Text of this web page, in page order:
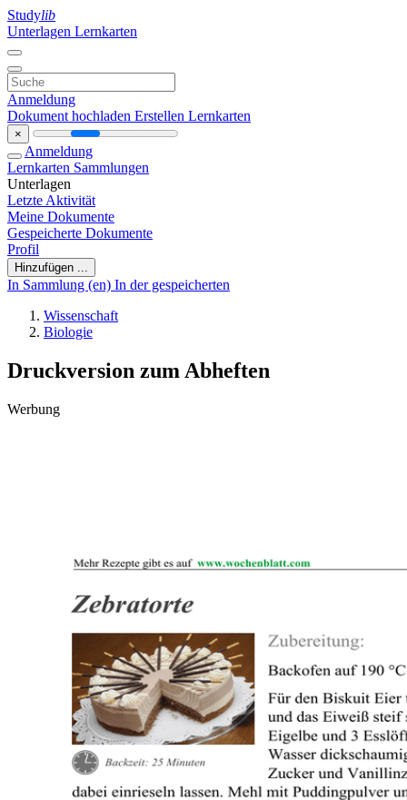
Studylib
Unterlagen Lernkarten
Anmeldung
Dokument hochladen Erstellen Lernkarten
×
Anmeldung
Lernkarten Sammlungen
Unterlagen
Letzte Aktivität
Meine Dokumente
Gespeicherte Dokumente
Profil
Hinzufügen ...
In Sammlung (en) In der gespeicherten
Wissenschaft
Biologie
Druckversion zum Abheften
Werbung